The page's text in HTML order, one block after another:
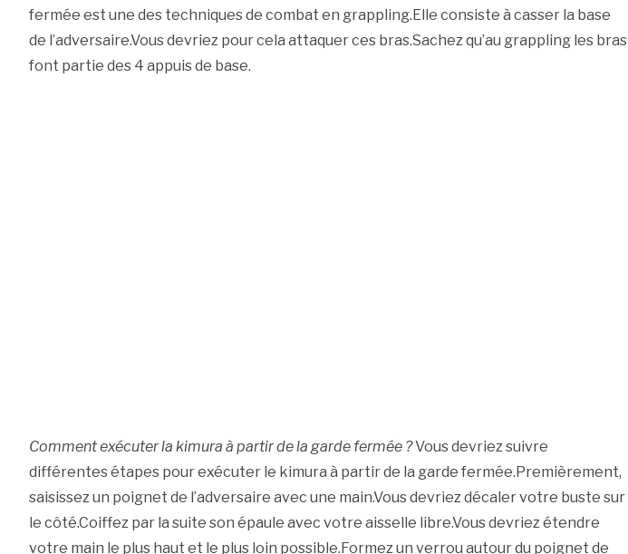
fermée est une des techniques de combat en grappling.Elle consiste à casser la base
de l’adversaire.Vous devriez pour cela attaquer ces bras.Sachez qu’au grappling les bras
font partie des 4 appuis de base.
Comment exécuter la kimura à partir de la garde fermée ?Vous devriez suivre
différentes étapes pour exécuter le kimura à partir de la garde fermée.Premièrement,
saisissez un poignet de l’adversaire avec une main.Vous devriez décaler votre buste sur
le côté.Coiffez par la suite son épaule avec votre aisselle libre.Vous devriez étendre
votre main le plus haut et le plus loin possible.Formez un verrou autour du poignet de